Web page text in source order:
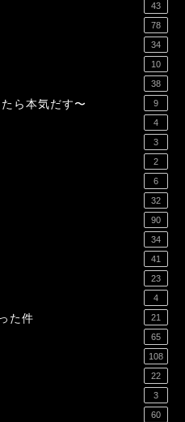
43
78
34
10
38
ら本気だす〜 9
4
3
2
6
32
90
34
41
23
4
た件 21
65
108
22
3
60